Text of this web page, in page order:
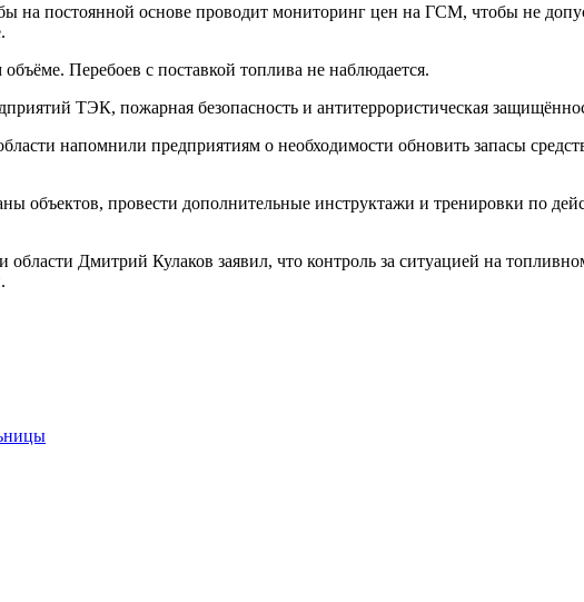
на постоянной основе проводит мониторинг цен на ГСМ, чтобы не
Перебоев с поставкой топлива не наблюдается.
ТЭК, пожарная безопасность и антитеррористическая
напомнили предприятиям о необходимости обновить запасы
объектов, провести дополнительные инструктажи и тренировки по
Дмитрий Кулаков заявил, что контроль за ситуацией на